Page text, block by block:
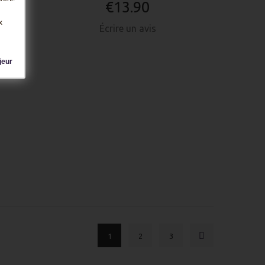
€13.90
ACHETER MAINTENANT
Écrire un avis
1 2 3